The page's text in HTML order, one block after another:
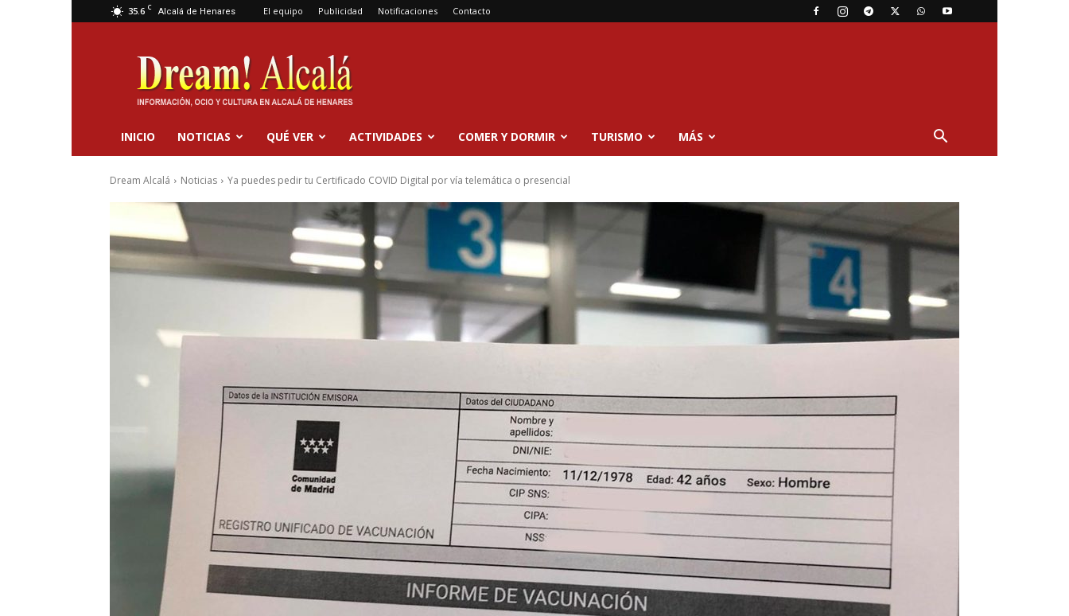
35.6 C Alcalá de Henares El equipo Publicidad Notificaciones Contacto
Dream
Alcalá
INICIO NOTICIAS QUÉ VER ACTIVIDADES COMER Y DORMIR TURISMO MÁS
Dream Alcalá Noticias Ya puedes pedir tu Certificado COVID Digital por vía telemática o presencial